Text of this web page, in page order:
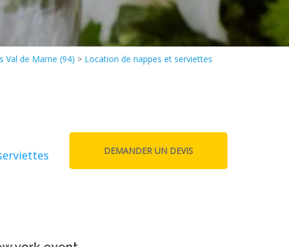
Val de Marne (94) > Location de nappes et serviettes